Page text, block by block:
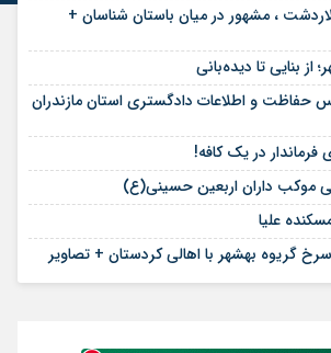
، مشهور در میان باستان شناسان +
از بنایی تا دیده‌بانی
و اطلاعات دادگستری استان مازندران
فرماندار در یک کافه!
موکب داران اربعین حسینی(ع)
علیا